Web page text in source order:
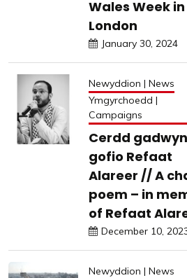
Wales Week in
London
January 30, 2024
Newyddion | News
Ymgyrchoedd |
Campaigns
Cerdd
gofio Refaat
Alareer // A
poem – in
of Refaat
December 10,
Newyddion | News